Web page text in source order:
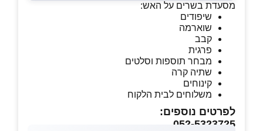
מסעדת בשרים על האש:
שיפודים
שוארמה
קבב
פרגית
מבחר תוספות וסלטים
שתיה קרה
קינוחים
משלוחים לבית הלקוח
לפרטים נוספים:
052-5323725